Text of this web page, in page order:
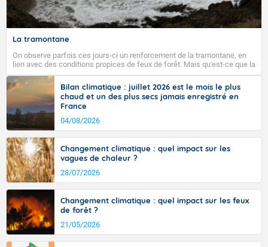
Fermer
La tramontane
On observe parfois ces jours-ci un renforcement de la tramontane, en
lien avec des conditions propices de feux de forêt. Mais qu'est-ce que la
tramontane ? Quelles sont ses caractéristiques ? La tramontane est un
vent turbulent soufflant de secteur nord-ouest à nord, ou ouest à nord-
ouest, dans un secteur qui part du Roussillon à la vallée de l’Aude et à
l’ouest de l’Hérault. L’étymologie de ce vent vient du latin trasmontanus,
signifiant au-delà des monts, en allusion aux régions montagneuses
d’où provient ce vent.
Bilan climatique : juillet 2026 est le mois le plus
chaud et un des plus secs jamais enregistré en
France
04/08/2026
Changement climatique : quel impact sur les
vagues de chaleur ?
28/07/2026
Changement climatique : quel impact sur les feux
de forêt ?
21/05/2026